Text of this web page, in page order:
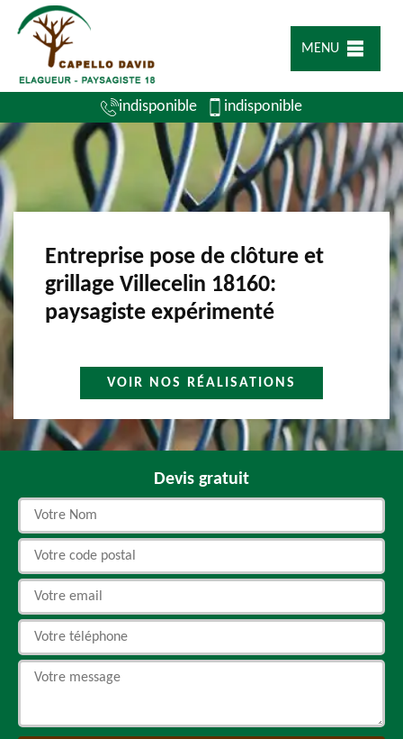
MENU
indisponible indisponible
Entreprise pose de clôture et
grillage Villecelin 18160:
paysagiste expérimenté
VOIR NOS RÉALISATIONS
Devis gratuit